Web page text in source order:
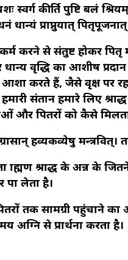
स्वर्ग कीर्ति पुष्टि बलं
धान्यं प्राप्नुयात् पितृपूजनात्
कर्म करने से संतुष्ट होकर
वृद्धि का आशीष प्रदान
आशा करते हैं, जैसे वृक्ष पर
संतान हमारे लिए
और पितरों को कैसे
हव्यकव्येषु मन्त्रवित्।
ब्राह्मण श्राद्ध के अन्न के
पा लेता है।
तक सामग्री पहुंचाने का
अग्नि से प्रार्थना करता है।